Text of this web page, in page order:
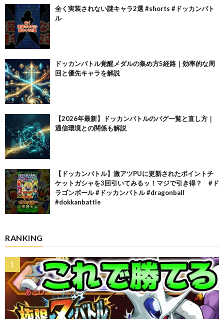
全く実装されない謎キャラ2選 #shorts #ドッカンバト
ル
ドッカンバトル覚醒メダルの集め方5経路｜効率的な周
回と優先キャラを解説
【2026年最新】ドッカンバトルのバグ一覧と直し方｜
通信環境との関係も解説
【ドッカンバトル】激アツPUに更新されたポイントチ
ケットガシャを3回引いてみるッ！マジで引き得？ #ド
ラゴンボール #ドッカンバトル #dragonball
#dokkanbattle
RANKING